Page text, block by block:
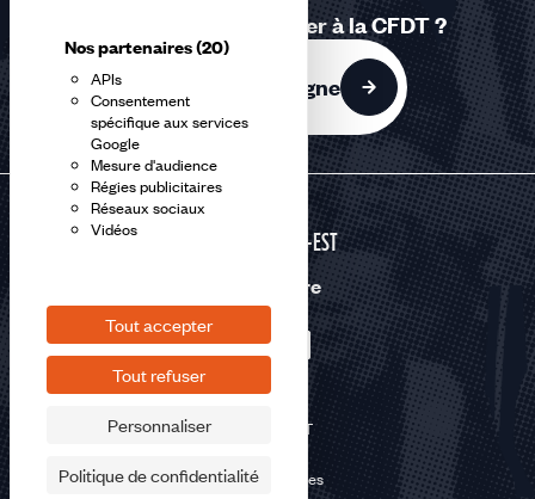
Nos partenaires(20)
APIs
Consentement
spécifique aux services
Google
Mesure d'audience
Régies publicitaires
Réseaux sociaux
Vidéos
Tout accepter
Tout refuser
Personnaliser
Politique de confidentialité
Vous souhaitez adhérer à la CFDT ?
J'adhère en ligne
GRAND-EST
Nous suivre
©2026 CFDT
Mentions légales